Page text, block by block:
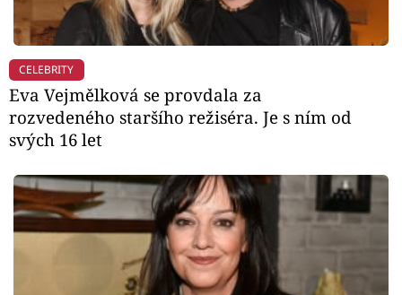
CELEBRITY
Eva Vejmělková se provdala za
rozvedeného staršího režiséra. Je s ním od
svých 16 let